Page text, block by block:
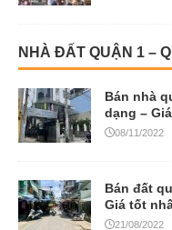
NHÀ ĐẤT QUẬN 1 –
Bán nhà
dạng –
08/11/2022
Bán đất
Giá tốt
21/08/2022